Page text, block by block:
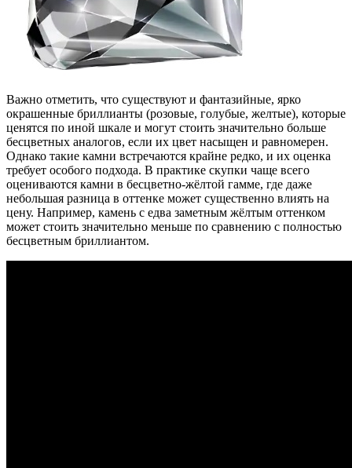
Важно отметить, что существуют и фантазийные, ярко
окрашенные бриллианты (розовые, голубые, желтые), которые
ценятся по иной шкале и могут стоить значительно больше
бесцветных аналогов, если их цвет насыщен и равномерен.
Однако такие камни встречаются крайне редко, и их оценка
требует особого подхода. В практике скупки чаще всего
оцениваются камни в бесцветно-жёлтой гамме, где даже
небольшая разница в оттенке может существенно влиять на
цену. Например, камень с едва заметным жёлтым оттенком
может стоить значительно меньше по сравнению с полностью
бесцветным бриллиантом.